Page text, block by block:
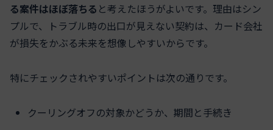
る案件はほぼ落ちる と考えたほうがよいです。理由はシン
プルで、トラブル時の出口が見えない契約は、カード会社
が損失をかぶる未来を想像しやすいからです。
特にチェックされやすいポイントは次の通りです。
クーリングオフの対象かどうか、期間と手続き